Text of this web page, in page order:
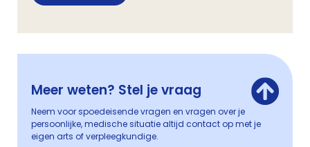
Meer weten? Stel je vraag
Neem voor spoedeisende vragen en vragen over je
persoonlijke, medische situatie altijd contact op met je
eigen arts of verpleegkundige.